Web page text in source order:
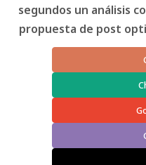
segundos un análisis
propuesta de post